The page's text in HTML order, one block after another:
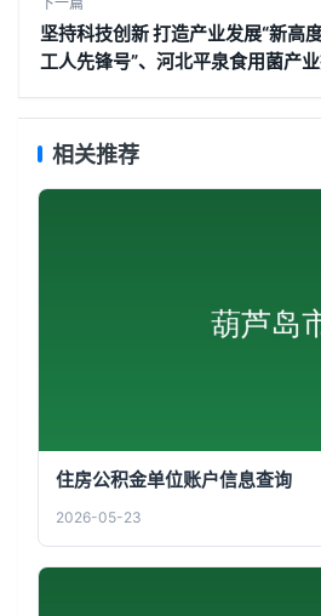
坚持科技创新 打造产业发展“新
工人先锋号”、河北平泉食用菌产
相关推荐
住房公积金单位账户信息查询
2026-05-23